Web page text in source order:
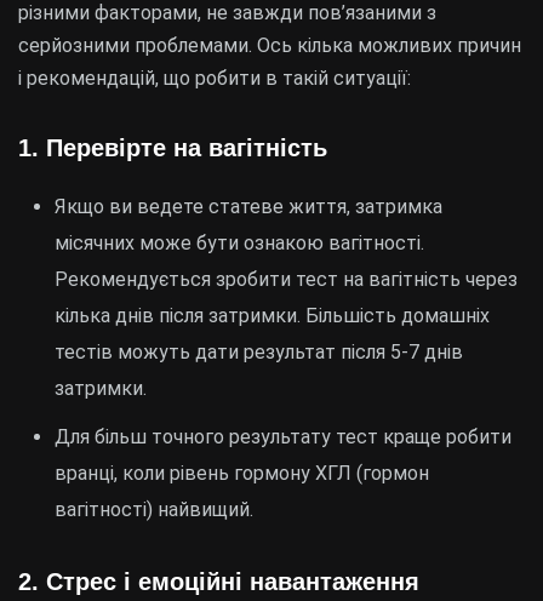
різними факторами, не завжди пов’язаними з
серйозними проблемами. Ось кілька можливих причин
і рекомендацій, що робити в такій ситуації:
1. Перевірте на вагітність
Якщо ви ведете статеве життя, затримка
місячних може бути ознакою вагітності.
Рекомендується зробити тест на вагітність через
кілька днів після затримки. Більшість домашніх
тестів можуть дати результат після 5-7 днів
затримки.
Для більш точного результату тест краще робити
вранці, коли рівень гормону ХГЛ (гормон
вагітності) найвищий.
2. Стрес і емоційні навантаження